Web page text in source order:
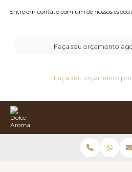
Entre em contato com um de nossos
Faça seu orçamento
Faça seu orçamento